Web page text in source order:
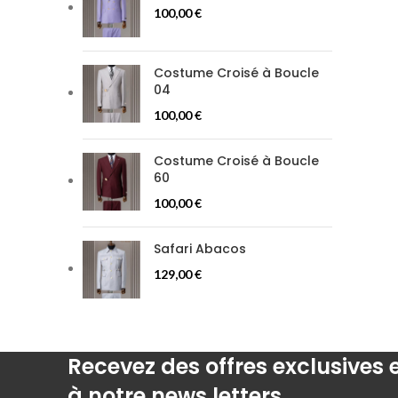
100,00€
Costume Croisé à Boucle
04
100,00€
Costume Croisé à Boucle
60
100,00€
Safari Abacos
129,00€
Recevez des offres